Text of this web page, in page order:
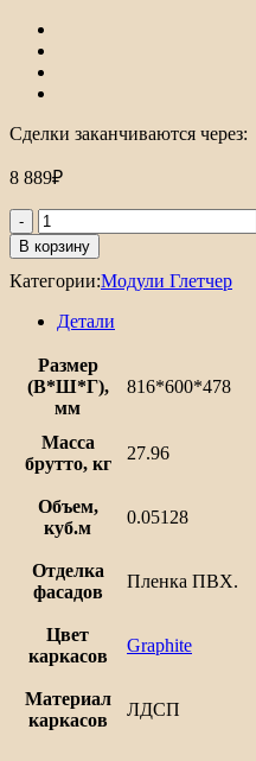
Сделки заканчиваются через:
8 889₽
Количество
товара
Шкаф
нижний
2-
ящиками
Глетчер
В корзину
Категории:Модули Глетчер
Детали
Размер
(В*Ш*Г),
мм
816*600*478
Масса
брутто, кг
27.96
Объем,
куб.м
0.05128
Отделка
фасадов
Пленка ПВХ.
Цвет
каркасов
Graphite
Материал
каркасов
ЛДСП